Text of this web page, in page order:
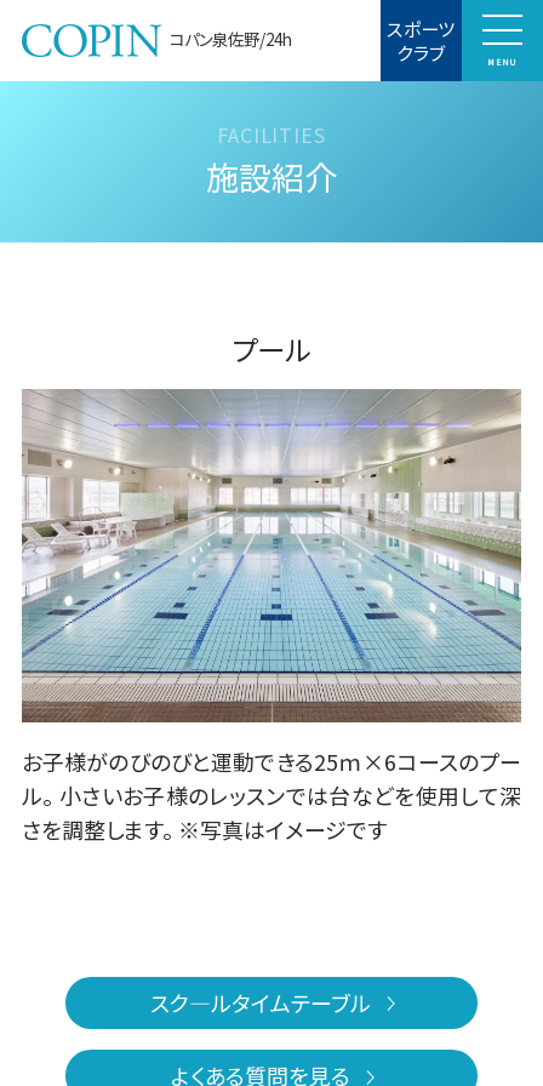
コパン泉佐野/24h スポーツ
クラブ MENU
施設紹介
プール
お子様がのびのびと運動できる25ｍ×6コースのプー
ル。 小さいお子様のレッスンでは台などを使用して深
さを調整します。 ※写真はイメージです
スク―ルタイムテーブル
よくある質問を見る